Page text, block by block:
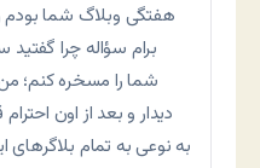
هفتگی وبلاگ شما بودم
برام سؤاله چرا
شما را مسخره کنم؛
دیدار و بعد از اون
به نوعی به تمام بلاگرهای